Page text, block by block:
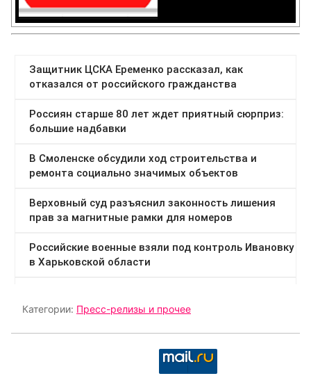
Категории: Пресс-релизы и прочее